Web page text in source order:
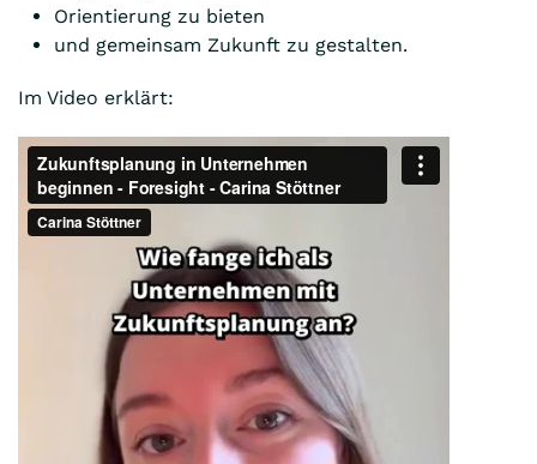
Orientierung zu bieten
und gemeinsam Zukunft zu gestalten.
Im Video erklärt: